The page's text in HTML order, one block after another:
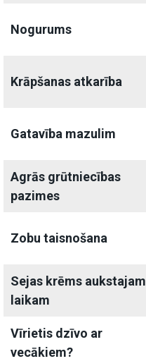
Nogurums
Krāpšanas atkarība
Gatavība mazulim
Agrās grūtniecības
pazimes
Zobu taisnošana
Sejas krēms aukstajam
laikam
Vīrietis dzīvo ar
vecākiem?